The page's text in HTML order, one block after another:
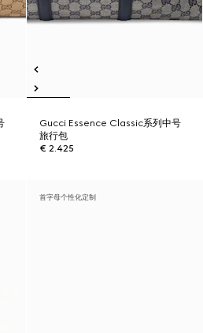
Gucci Essence Classic系列中号
旅行包
€ 2.425
首字母个性化定制